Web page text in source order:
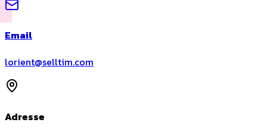
Email
lorient@selltim.com
Adresse